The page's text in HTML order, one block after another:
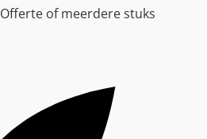
Offerte of meerdere stuks